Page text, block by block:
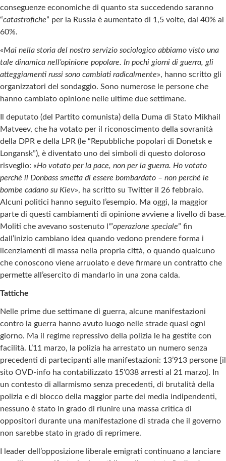
conseguenze economiche di quanto sta succedendo saranno
“catastrofiche” per la Russia è aumentato di 1,5 volte, dal 40% al
60%.
«Mai nella storia del nostro servizio sociologico abbiamo visto una
tale dinamica nell’opinione popolare. In pochi giorni di guerra, gli
atteggiamenti russi sono cambiati radicalmente», hanno scritto gli
organizzatori del sondaggio. Sono numerose le persone che
hanno cambiato opinione nelle ultime due settimane.
Il deputato (del Partito comunista) della Duma di Stato Mikhail
Matveev, che ha votato per il riconoscimento della sovranità
della DPR e della LPR (le “Repubbliche popolari di Donetsk e
Longansk”), è diventato uno dei simboli di questo doloroso
risveglio: «Ho votato per la pace, non per la guerra. Ho votato
perché il Donbass smetta di essere bombardato – non perché le
bombe cadano su Kiev», ha scritto su Twitter il 26 febbraio.
Alcuni politici hanno seguito l’esempio. Ma oggi, la maggior
parte di questi cambiamenti di opinione avviene a livello di base.
Moliti che avevano sostenuto l'”operazione speciale” fin
dall’inizio cambiano idea quando vedono prendere forma i
licenziamenti di massa nella propria città, o quando qualcuno
che conoscono viene arruolato e deve firmare un contratto che
permette all’esercito di mandarlo in una zona calda.
Tattiche
Nelle prime due settimane di guerra, alcune manifestazioni
contro la guerra hanno avuto luogo nelle strade quasi ogni
giorno. Ma il regime repressivo della polizia le ha gestite con
facilità. L’11 marzo, la polizia ha arrestato un numero senza
precedenti di partecipanti alle manifestazioni: 13’913 persone [il
sito OVD-info ha contabilizzato 15’038 arresti al 21 marzo]. In
un contesto di allarmismo senza precedenti, di brutalità della
polizia e di blocco della maggior parte dei media indipendenti,
nessuno è stato in grado di riunire una massa critica di
oppositori durante una manifestazione di strada che il governo
non sarebbe stato in grado di reprimere.
I leader dell’opposizione liberale emigrati continuano a lanciare